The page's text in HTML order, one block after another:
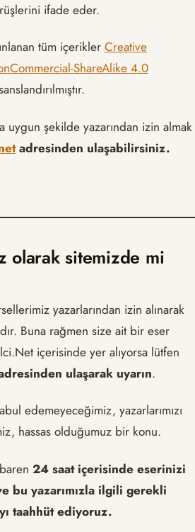
ifade eder.
tüm içerikler Creative
ShareAlike 4.0
uygun şekilde yazarından izin almak
adresinden ulaşabilirsiniz.
olarak sitemizde mi
yazarlarından izin alınarak
Buna rağmen size ait bir eser
içerisinde yer alıyorsa lütfen
ulaşarak uyarın.
edemeyeceğimiz, yazarlarımızı
hassas olduğumuz bir konu.
24 saat içerisinde eserinizi
bu yazarımızla ilgili gerekli
taahhüt ediyoruz.